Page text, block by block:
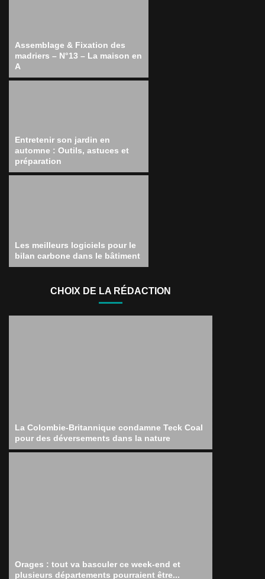
Assemblage & Fixation des
madriers – N°13 – La maison en
A
Entretenir son jardin en
automne : Outils, astuces et
préparation
Les meilleurs logiciels pour le
bilan carbone dans le bâtiment
CHOIX DE LA RÉDACTION
La Colombie-Britannique condamne Teck Coal
pour des déversements dans la nature
Orages : tout va basculer ce week-end et
plusieurs départements pourraient être...